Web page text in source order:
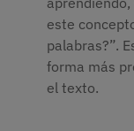
este
palabras?”.
forma más
el texto.